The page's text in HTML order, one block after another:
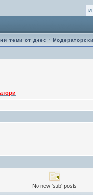
теми от днес ·
No new 'sub' posts